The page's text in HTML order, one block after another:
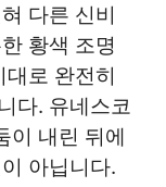
다른 신비
황색 조명
로 완전히
다. 유네스코
이 내린 뒤에
아닙니다.